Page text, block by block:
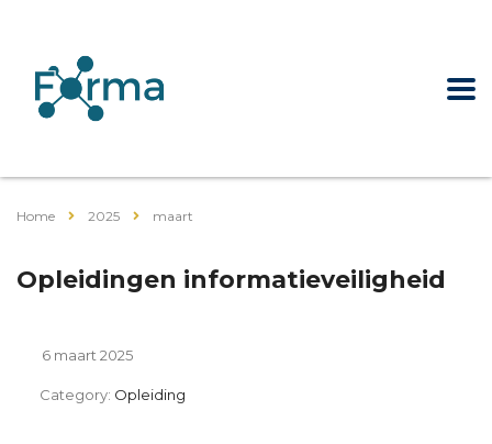
Home 2025 maart
Opleidingen informatieveiligheid
6 maart 2025
Category: Opleiding